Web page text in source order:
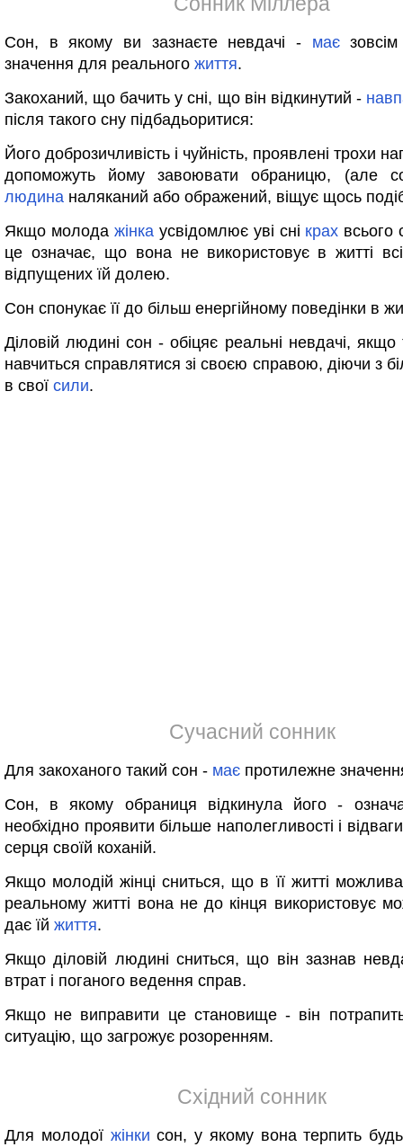
Сон, в якому ви зазнаєте невдачі - маєзовсім
значення для реального життя.
Закоханий, що бачить у сні, що він відкинутий -
після такого сну підбадьоритися:
Його доброзичливість і чуйність, проявлені трохи
допоможуть йому завоювати обраницю, (але
людина наляканий або ображений, віщує щось
Якщо молода жінкаусвідомлює уві сні крах всього
це означає, що вона не використовує в житті
відпущених їй долею.
Сон спонукає її до більш енергійному поведінки в
Діловій людині сон - обіцяє реальні невдачі, якщо
навчиться справлятися зі своєю справою, діючи з
в свої сили.
Сучасний сонник
Для закоханого такий сон - має протилежне
Сон, в якому обраниця відкинула його -
необхідно проявити більше наполегливості і
серця своїй коханій.
Якщо молодій жінці сниться, що в її житті
реальному житті вона не до кінця використовує
дає їй життя.
Якщо діловій людині сниться, що він зазнав
втрат і поганого ведення справ.
Якщо не виправити це становище - він
ситуацію, що загрожує розоренням.
Східний сонник
Для молодої жінки сон, у якому вона терпить